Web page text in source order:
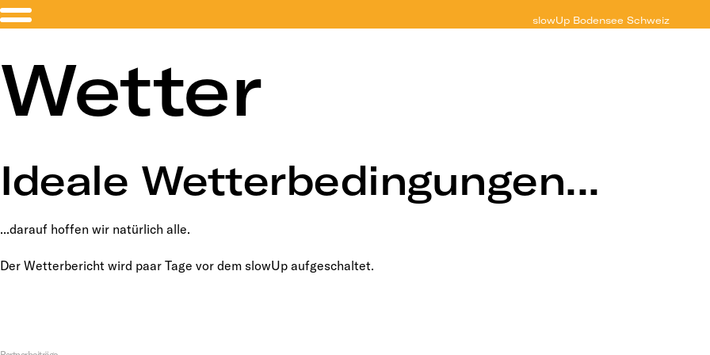
slowUp Bodensee Schweiz
Wetter
Ideale Wetterbedingungen...
...darauf hoffen wir natürlich alle.
Der Wetterbericht wird paar Tage vor dem slowUp aufgeschaltet.